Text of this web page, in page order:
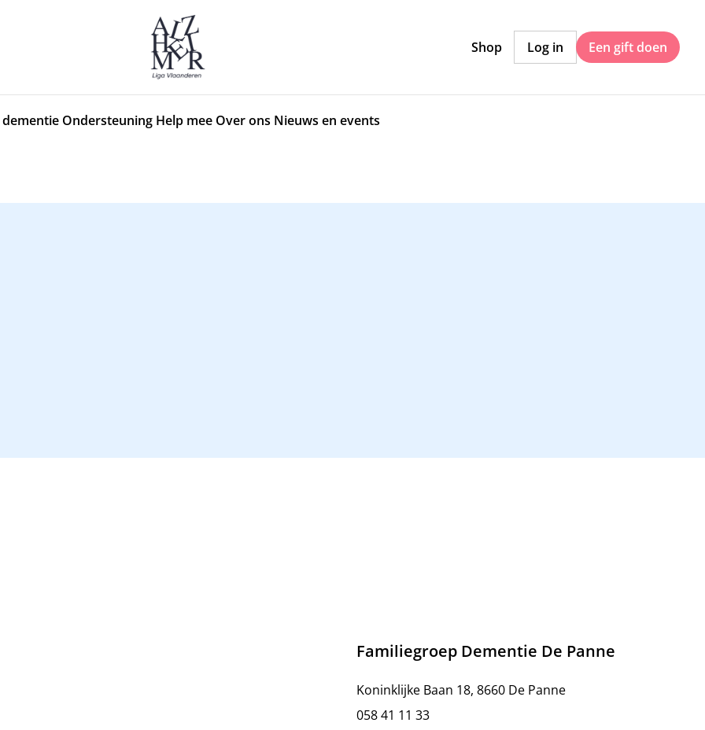
Shop Log in Een gift doen
Ondersteuning Help mee Over ons Nieuws en events
Familiegroep Dementie De Panne
Koninklijke Baan 18, 8660 De Panne
058 41 11 33